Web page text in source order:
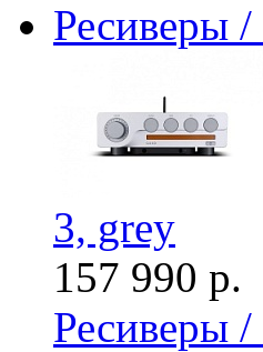
Ресиверы
3, grey
157 990 р.
Ресиверы